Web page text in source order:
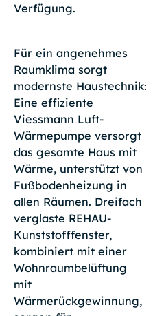
Verfügung.
Für ein angenehmes
Raumklima sorgt
modernste Haustechnik:
Eine effiziente
Viessmann Luft-
Wärmepumpe versorgt
das gesamte Haus mit
Wärme, unterstützt von
Fußbodenheizung in
allen Räumen. Dreifach
verglaste REHAU-
Kunststofffenster,
kombiniert mit einer
Wohnraumbelüftung
mit
Wärmerückgewinnung,